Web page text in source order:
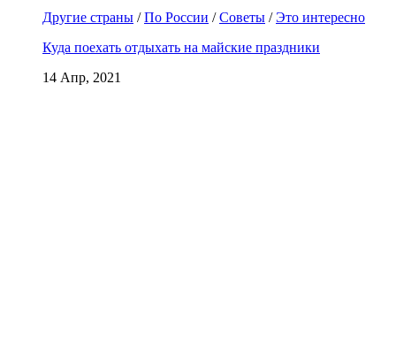
Другие страны /По России /Советы /Это интересно
Куда поехать отдыхать на майские праздники
14 Апр, 2021